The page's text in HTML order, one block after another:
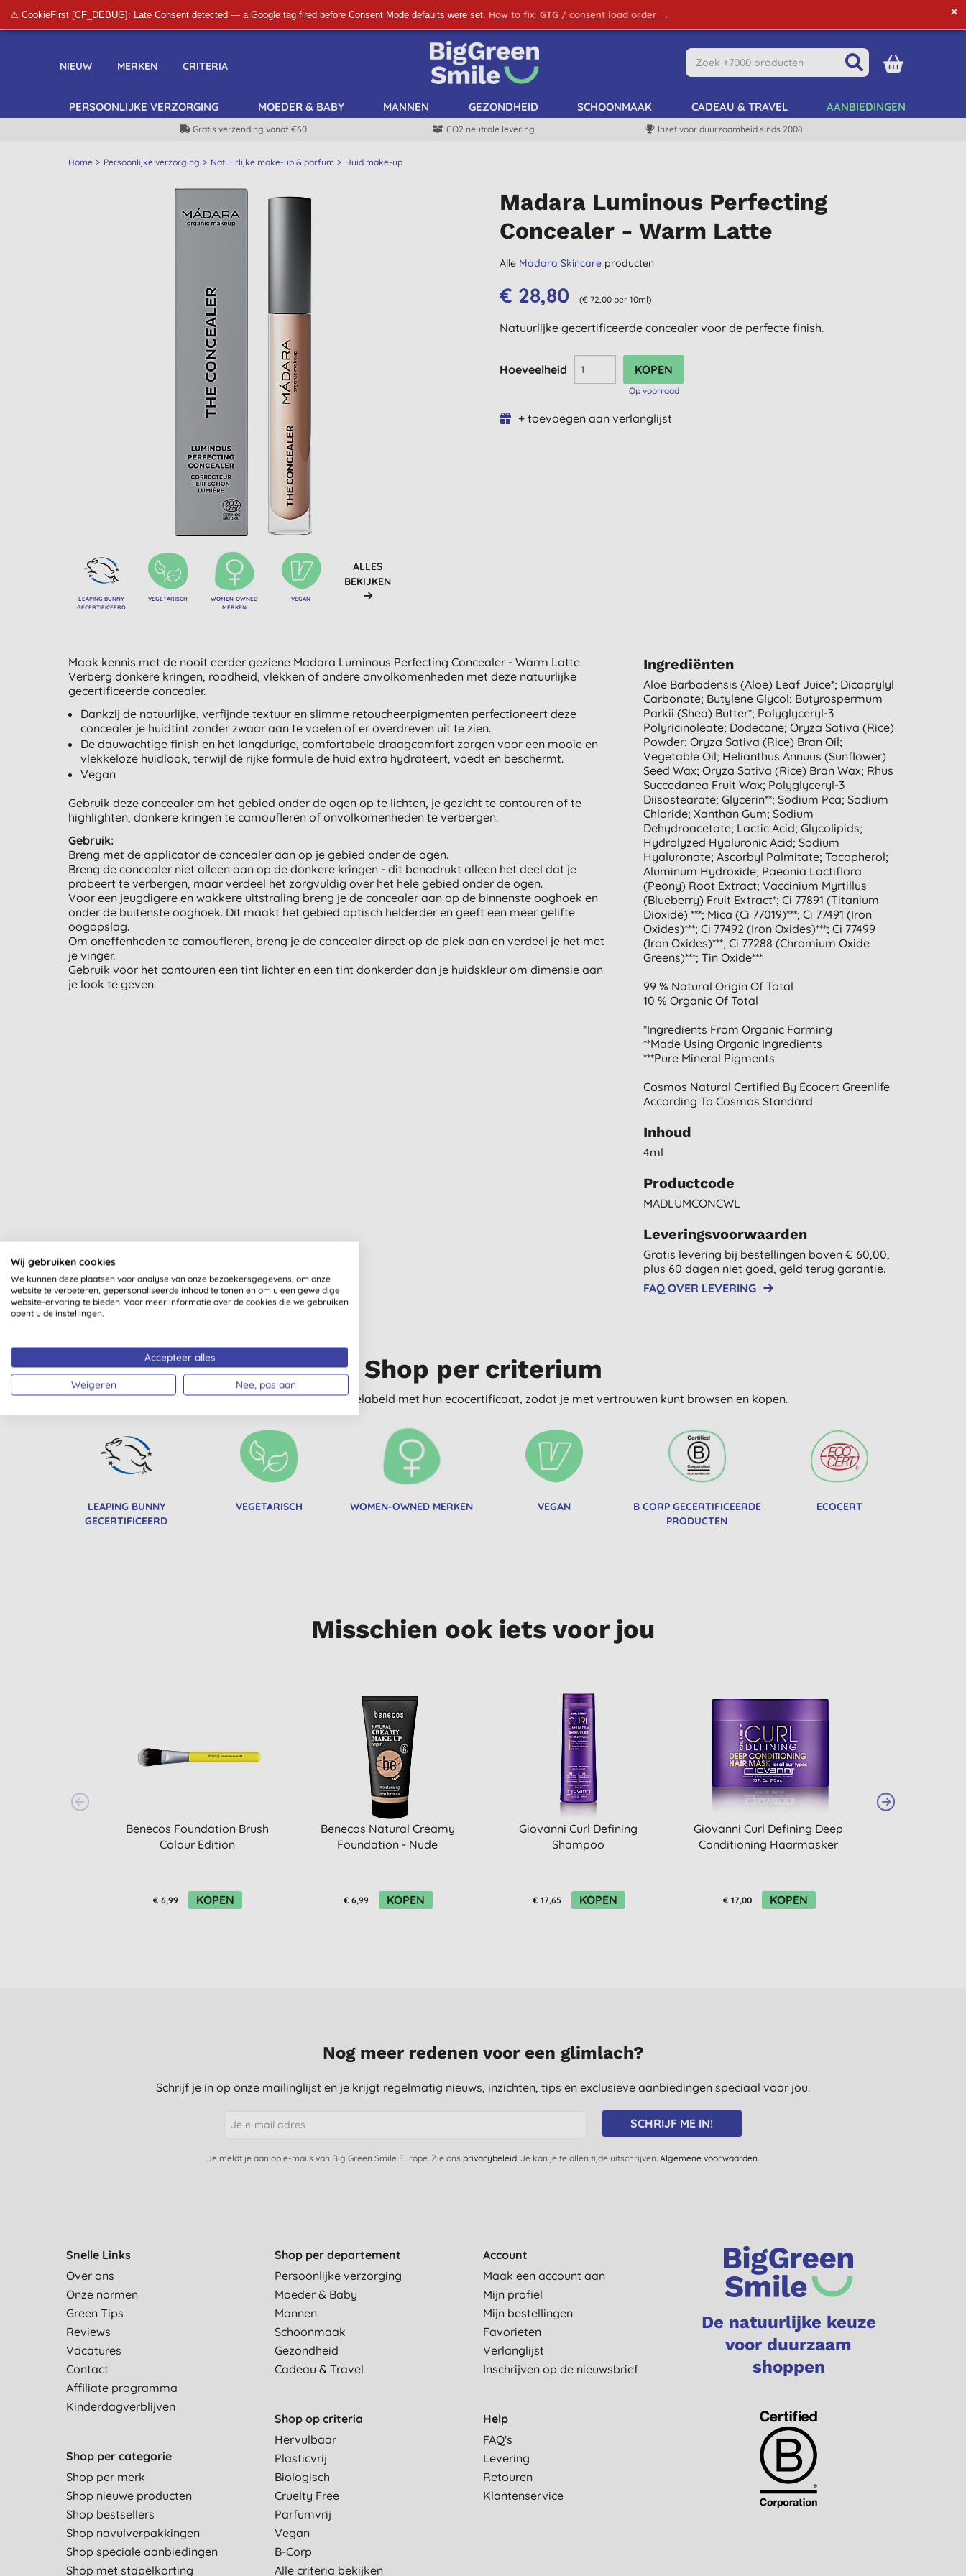
⚠ CookieFirst [CF_DEBUG]: Late Consent detected — a Google tag fired before Consent Mode defaults were set. How to fix: GTG / consent load order → ✕
SCHRIJF ME IN!
NIEUW MERKEN CRITERIA
PERSOONLIJKE VERZORGING MOEDER & BABY MANNEN GEZONDHEID SCHOONMAAK CADEAU & TRAVEL AANBIEDINGEN
Gratis verzending vanaf €60 CO2 neutrale levering Inzet voor duurzaamheid sinds 2008
Home Persoonlijke verzorging Natuurlijke make-up & parfum Huid make-up
LEAPING BUNNY
GECERTIFICEERD
VEGETARISCH
WOMEN-OWNED
MERKEN
VEGAN
ALLES
BEKIJKEN
Madara Luminous Perfecting
Concealer - Warm Latte
Alle Madara Skincare producten
€ 28,80 (€ 72,00 per 10ml)
Natuurlijke gecertificeerde concealer voor de perfecte finish.
Hoeveelheid
Op voorraad
+ toevoegen aan verlanglijst
Maak kennis met de nooit eerder geziene Madara Luminous Perfecting Concealer - Warm Latte.
Verberg donkere kringen, roodheid, vlekken of andere onvolkomenheden met deze natuurlijke
gecertificeerde concealer.
Dankzij de natuurlijke, verfijnde textuur en slimme retoucheerpigmenten perfectioneert deze
concealer je huidtint zonder zwaar aan te voelen of er overdreven uit te zien.
De dauwachtige finish en het langdurige, comfortabele draagcomfort zorgen voor een mooie en
vlekkeloze huidlook, terwijl de rijke formule de huid extra hydrateert, voedt en beschermt.
Vegan
Gebruik deze concealer om het gebied onder de ogen op te lichten, je gezicht te contouren of te
highlighten, donkere kringen te camoufleren of onvolkomenheden te verbergen.
Gebruik:
Breng met de applicator de concealer aan op je gebied onder de ogen.
Breng de concealer niet alleen aan op de donkere kringen - dit benadrukt alleen het deel dat je
probeert te verbergen, maar verdeel het zorgvuldig over het hele gebied onder de ogen.
Voor een jeugdigere en wakkere uitstraling breng je de concealer aan op de binnenste ooghoek en
onder de buitenste ooghoek. Dit maakt het gebied optisch helderder en geeft een meer gelifte
oogopslag.
Om oneffenheden te camoufleren, breng je de concealer direct op de plek aan en verdeel je het met
je vinger.
Gebruik voor het contouren een tint lichter en een tint donkerder dan je huidskleur om dimensie aan
je look te geven.
Ingrediënten
Aloe Barbadensis (aloe) Leaf Juice*; Dicaprylyl
Carbonate; Butylene Glycol; Butyrospermum
Parkii (shea) Butter*; Polyglyceryl-3
Polyricinoleate; Dodecane; Oryza Sativa (rice)
Powder; Oryza Sativa (rice) Bran Oil;
Vegetable Oil; Helianthus Annuus (sunflower)
Seed Wax; Oryza Sativa (rice) Bran Wax; Rhus
Succedanea Fruit Wax; Polyglyceryl-3
Diisostearate; Glycerin**; Sodium Pca; Sodium
Chloride; Xanthan Gum; Sodium
Dehydroacetate; Lactic Acid; Glycolipids;
Hydrolyzed Hyaluronic Acid; Sodium
Hyaluronate; Ascorbyl Palmitate; Tocopherol;
Aluminum Hydroxide; Paeonia Lactiflora
(peony) Root Extract; Vaccinium Myrtillus
(blueberry) Fruit Extract*; Ci 77891 (titanium
Dioxide) ***; Mica (ci 77019)***; Ci 77491 (iron
Oxides)***; Ci 77492 (iron Oxides)***; Ci 77499
(iron Oxides)***; Ci 77288 (chromium Oxide
Greens)***; Tin Oxide***
99 % Natural Origin Of Total
10 % Organic Of Total
*ingredients From Organic Farming
**made Using Organic Ingredients
***pure Mineral Pigments
Cosmos Natural Certified By Ecocert Greenlife
According To Cosmos Standard
Inhoud
4ml
Productcode
MADLUMCONCWL
Leveringsvoorwaarden
Gratis levering bij bestellingen boven € 60,00,
plus 60 dagen niet goed, geld terug garantie.
FAQ OVER LEVERING
Shop per criterium
Al onze producten zijn duidelijk gelabeld met hun ecocertificaat, zodat je met vertrouwen kunt browsen en kopen.
LEAPING BUNNY
GECERTIFICEERD
VEGETARISCH WOMEN-OWNED MERKEN VEGAN
B CORP GECERTIFICEERDE
PRODUCTEN
ECOCERT
Misschien ook iets voor jou
Benecos Foundation Brush
Colour Edition
€ 6,99 KOPEN
Benecos Natural Creamy
Foundation - Nude
€ 6,99 KOPEN
Giovanni Curl Defining
Shampoo
€ 17,65 KOPEN
Giovanni Curl Defining Deep
Conditioning Haarmasker
€ 17,00 KOPEN
Nog meer redenen voor een glimlach?
Schrijf je in op onze mailinglijst en je krijgt regelmatig nieuws, inzichten, tips en exclusieve aanbiedingen speciaal voor jou.
SCHRIJF ME IN!
Je meldt je aan op e-mails van Big Green Smile Europe. Zie ons privacybeleid. Je kan je te allen tijde uitschrijven. Algemene voorwaarden.
Snelle Links
Over ons
Onze normen
Green Tips
Reviews
Vacatures
Contact
Affiliate programma
Kinderdagverblijven
Shop per categorie
Shop per merk
Shop nieuwe producten
Shop bestsellers
Shop navulverpakkingen
Shop speciale aanbiedingen
Shop met stapelkorting
Shop per departement
Persoonlijke verzorging
Moeder & Baby
Mannen
Schoonmaak
Gezondheid
Cadeau & Travel
Shop op criteria
Hervulbaar
Plasticvrij
Biologisch
Cruelty Free
Parfumvrij
Vegan
B-Corp
Alle criteria bekijken
Account
Maak een account aan
Mijn profiel
Mijn bestellingen
Favorieten
Verlanglijst
Inschrijven op de nieuwsbrief
Help
FAQ's
Levering
Retouren
Klantenservice
De natuurlijke keuze
voor duurzaam
shoppen
Wij gebruiken cookies
We kunnen deze plaatsen voor analyse van onze bezoekersgegevens, om onze
website te verbeteren, gepersonaliseerde inhoud te tonen en om u een geweldige
website-ervaring te bieden. Voor meer informatie over de cookies die we gebruiken
opent u de instellingen.
Accepteer alles
Weigeren Nee, pas aan